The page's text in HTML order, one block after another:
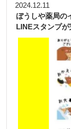
ます。 調薬局の枠
チームで対応する
地域の“健康パート
約4ヶ月、特にシ
しやすい」とご好
ワークショップや
は、誰もがふらっ
そんな場所を目指
をご覧ください
2024.12.11
ぼうしや薬局の
LINEスタンプが